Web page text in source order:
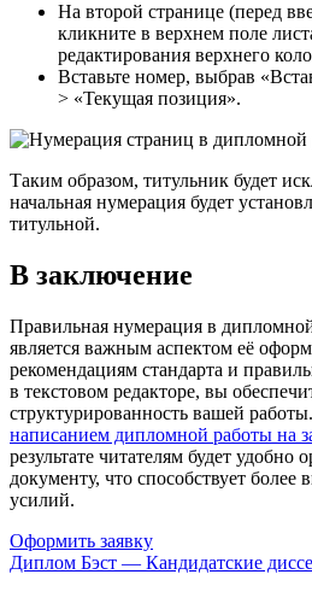
На второй странице (перед
кликните в верхнем поле
редактирования верхнего
Вставьте номер, выбрав
> «Текущая позиция».
Таким образом, титульник будет
начальная нумерация будет
титульной.
В заключение
Правильная нумерация в
является важным аспектом её
рекомендациям стандарта и
в текстовом редакторе, вы
структурированность вашей
написанием дипломной работы на
результате читателям будет удобно
документу, что способствует
усилий.
Оформить заявку
Диплом Бэст — Кандидатские